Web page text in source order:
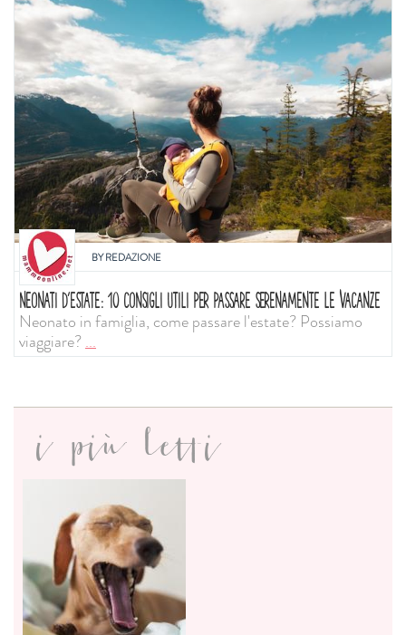
BYREDAZIONE
NEONATI D'ESTATE: 10 CONSIGLI UTILI PER PASSARE SERENAMENTE LE VACANZE
Neonato in famiglia, come passare l'estate? Possiamo
viaggiare?...
i più letti